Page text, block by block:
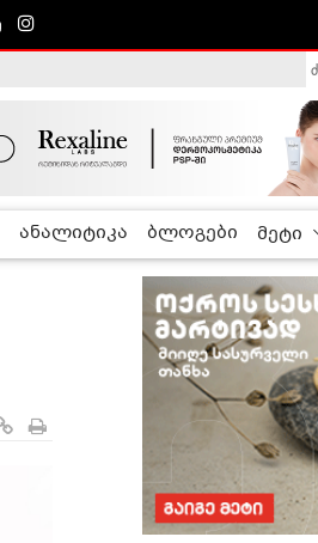
ანალიტიკა ბლოგები მეტი